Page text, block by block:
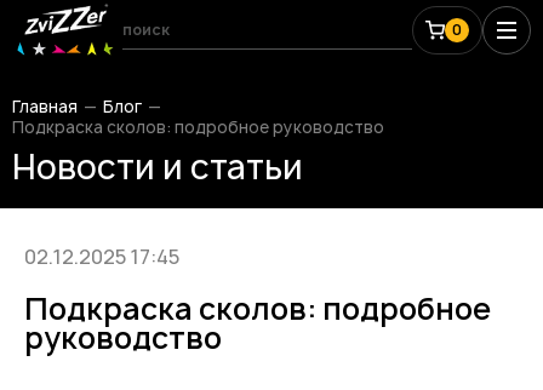
0
Главная
Блог
Подкраска сколов: подробное руководство
Новости и статьи
02.12.2025 17:45
Подкраска сколов: подробное
руководство